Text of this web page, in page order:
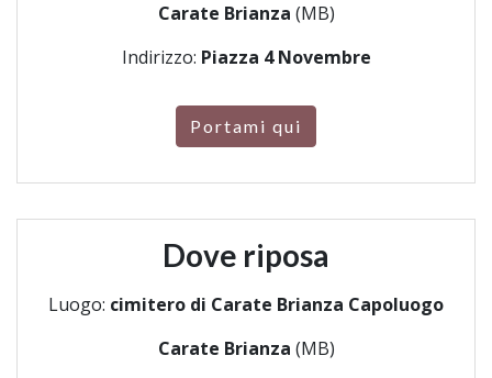
Carate Brianza (MB)
Indirizzo: Piazza 4 Novembre
Portami qui
Dove riposa
Luogo: cimitero di Carate Brianza Capoluogo
Carate Brianza (MB)